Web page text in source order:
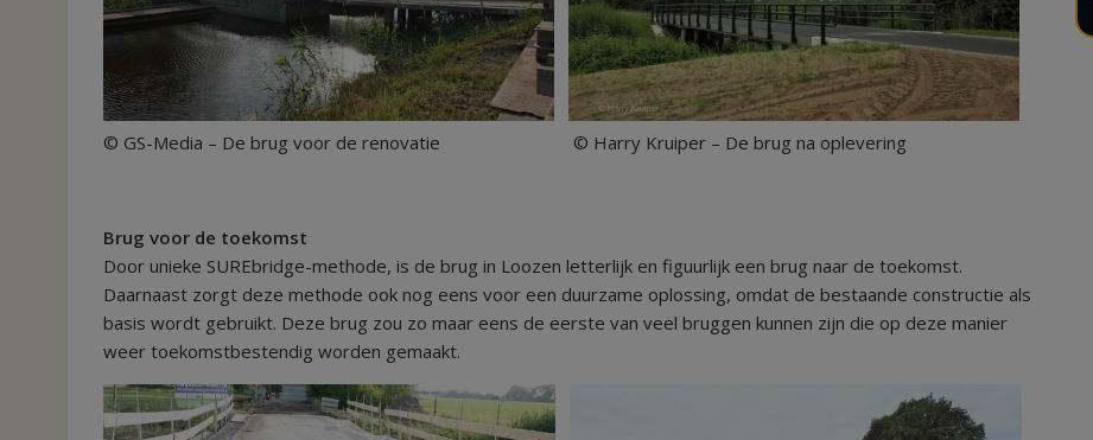
© GS-Media – De brug voor de renovatie © Harry Kruiper – De brug na oplevering
Brug voor de toekomst
Door unieke SUREbridge-methode, is de brug in Loozen letterlijk en figuurlijk een brug naar de toekomst.
Daarnaast zorgt deze methode ook nog eens voor een duurzame oplossing, omdat de bestaande constructie als
basis wordt gebruikt. Deze brug zou zo maar eens de eerste van veel bruggen kunnen zijn die op deze manier
weer toekomstbestendig worden gemaakt.